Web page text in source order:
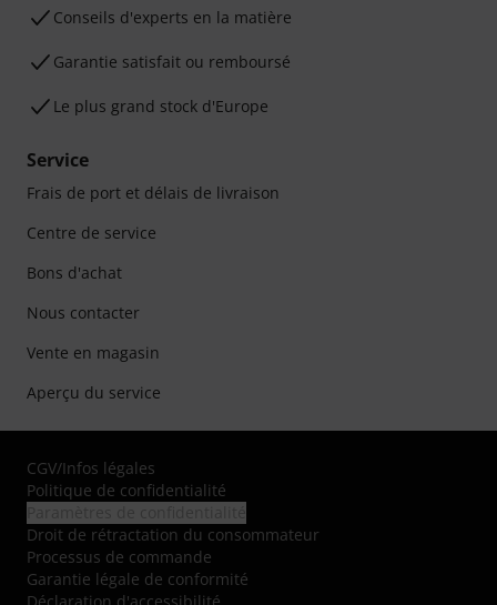
Conseils d'experts en la matière
Garantie satisfait ou remboursé
Le plus grand stock d'Europe
Service
Frais de port et délais de livraison
Centre de service
Bons d'achat
Nous contacter
Vente en magasin
Aperçu du service
CGV/Infos légales
Politique de confidentialité
Droit de rétractation du consommateur
Processus de commande
Garantie légale de conformité